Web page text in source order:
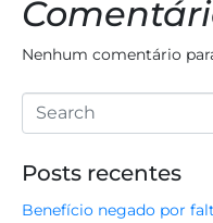
Nenhum comentário
Posts recentes
Benefício negado por